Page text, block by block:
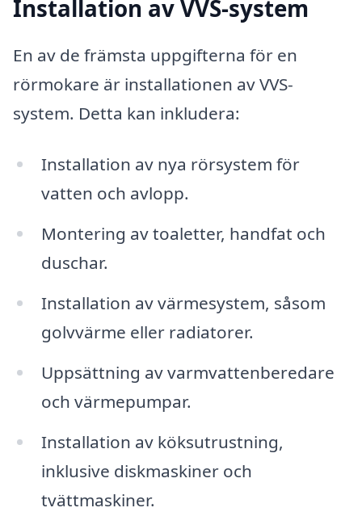
Installation av VVS-system
En av de främsta uppgifterna för en
rörmokare är installationen av VVS-
system. Detta kan inkludera:
Installation av nya rörsystem för
vatten och avlopp.
Montering av toaletter, handfat och
duschar.
Installation av värmesystem, såsom
golvvärme eller radiatorer.
Uppsättning av varmvattenberedare
och värmepumpar.
Installation av köksutrustning,
inklusive diskmaskiner och
tvättmaskiner.